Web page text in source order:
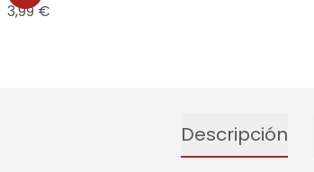
13,99 €
Descripción